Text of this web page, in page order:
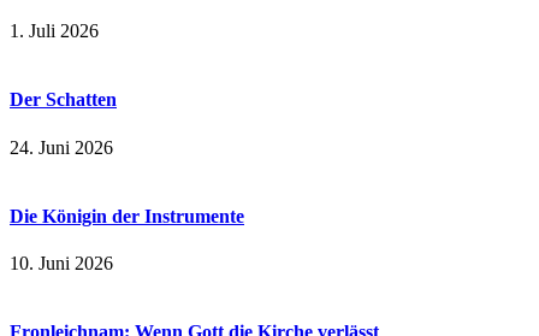
1. Juli 2026
Der Schatten
24. Juni 2026
Die Königin der Instrumente
10. Juni 2026